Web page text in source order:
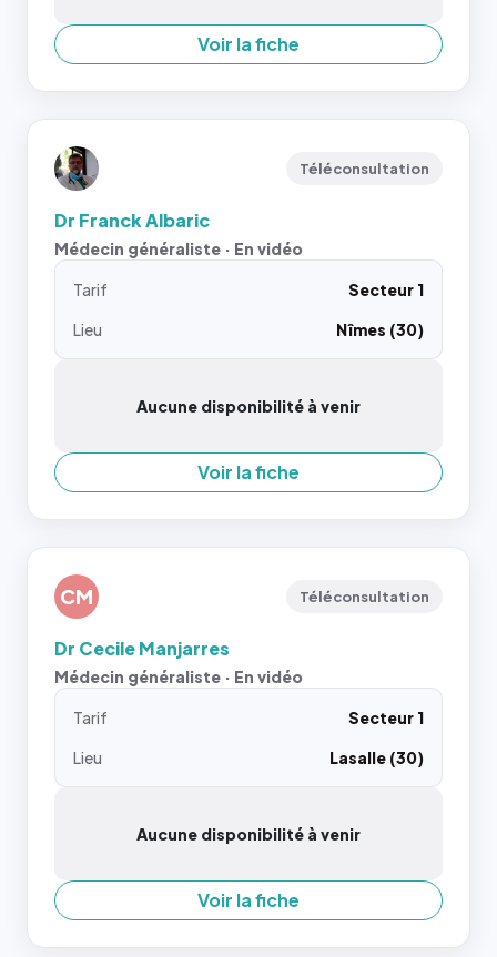
Voir la fiche
Téléconsultation
Dr Franck Albaric
Médecin généraliste · En vidéo
Tarif
Secteur 1
Lieu
Nîmes (30)
Aucune disponibilité à venir
Voir la fiche
CM Téléconsultation
Dr Cecile Manjarres
Médecin généraliste · En vidéo
Tarif
Secteur 1
Lieu
Lasalle (30)
Aucune disponibilité à venir
Voir la fiche